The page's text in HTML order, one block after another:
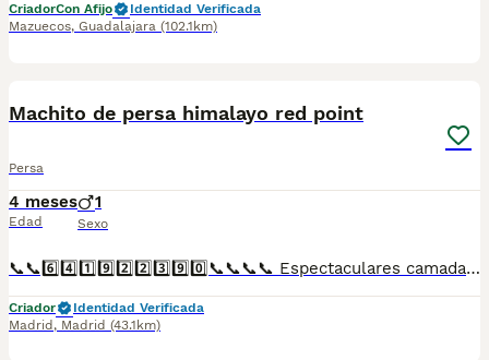
CriadorCon Afijo
Identidad Verificada
Mazuecos, Guadalajara (102.1km)
Machito de persa himalayo red point
Persa
4 meses
Edad
1
Sexo
📞📞6️⃣4️⃣1️⃣9️⃣2️⃣2️⃣3️⃣9️⃣0️⃣📞📞📞📞 Espectaculares camadas de gatitos de persa himalayo red point nacionales descendientes de las mejores líneas de sangre. Disponibles tanto hembras como machos. Las camadas están bajo supervisión veterinaria desde su nacimiento hasta que son entregadas a su nueva familia. Criados por un equipo de profesionales y mejores personas que, con más de 20 años de experiencia , cuidan a los animales por vocación, aplicando una cría ética y responsable para que cada cachorro se desarrolle con la mejor salud y con un buen temperamento. Todos los cachorritos se entregan con unos dos meses y medio de edad y sus vacunas correspondientes, desparasitados interna y externamente, con certificado de salud, y garantía tanto por enfermedad vírica como congénito genética. Posibilidad de entregar en toda España mediante transporte propio preparado para animales y con chofer privado. Los precios pueden variar según las características y morfología de cada cachorro. Añádenos al whats app o llámanos, y encantados atenderemos todas tus dudas y consultas. Teléfono / Whats app: 641 92 23 90
Criador
Identidad Verificada
Madrid , Madrid (43.1km)